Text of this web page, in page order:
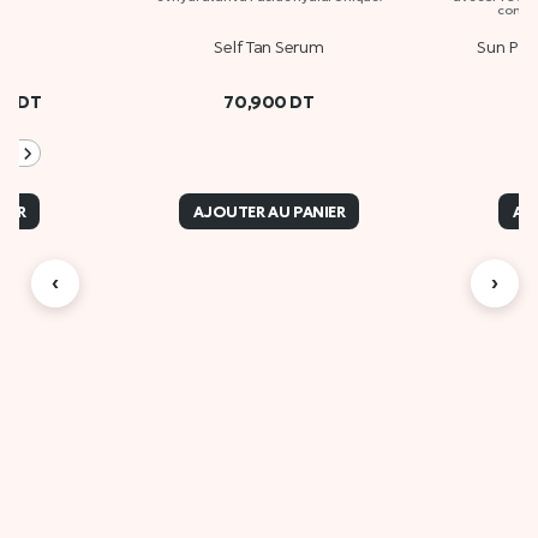
DT
Self Tan Serum
70,900 DT
AJOUTER AU PANIER
Sun
‹ ›